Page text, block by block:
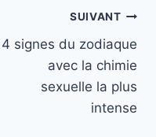
SUIVANT
4 signes du zodiaque
avec la chimie
sexuelle la plus
intense